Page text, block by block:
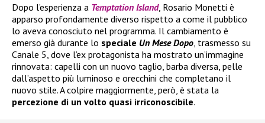
Dopo l’esperienza a Temptation Island, Rosario Monetti è
apparso profondamente diverso rispetto a come il pubblico
lo aveva conosciuto nel programma. Il cambiamento è
emerso già durante lo speciale Un Mese Dopo , trasmesso su
Canale 5, dove l’ex protagonista ha mostrato un’immagine
rinnovata: capelli con un nuovo taglio, barba diversa, pelle
dall’aspetto più luminoso e orecchini che completano il
nuovo stile. A colpire maggiormente, però, è stata la
percezione di un volto quasi irriconoscibile.